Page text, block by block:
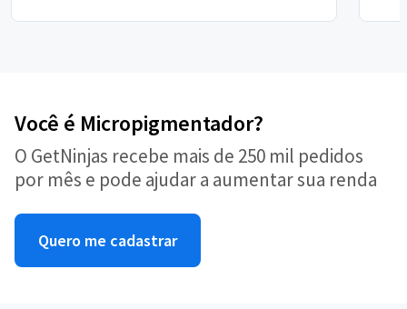
Você é Micropigmentador?
O GetNinjas recebe mais de 250 mil pedidos
por mês e pode ajudar a aumentar sua renda
Quero me cadastrar